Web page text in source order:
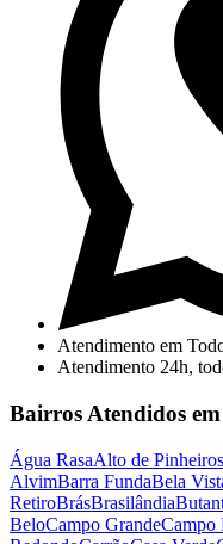
Atendimento em
Atendimento 24h,
Bairros Atendidos
Água RasaAlto de Pinheiros
AlvimBarra FundaBela
RetiroBrásBrasilândia
BeloCampo GrandeCampo